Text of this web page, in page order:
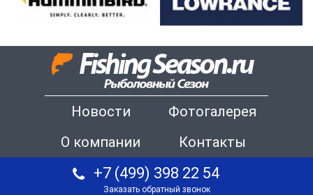
Новости
Фотогалерея
О компании
Контакты
+7 (499) 398 22 54
Заказать обратный звонок